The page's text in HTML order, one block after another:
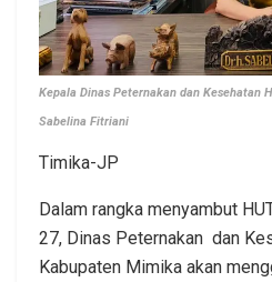
Kepala Dinas Peternakan dan Kesehatan
Sabelina Fitriani
Timika-JP
Dalam rangka menyambut
27, Dinas Peternakan dan
Kabupaten Mimika akan